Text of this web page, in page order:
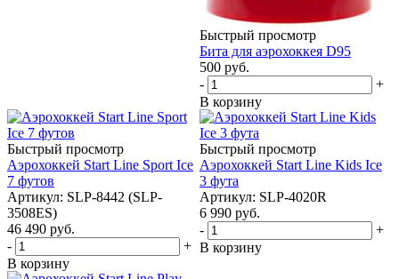
Быстрый просмотр
Бита для аэрохоккея D95
500 руб.
-
+
В корзину
Быстрый просмотр
Аэрохоккей Start Line Sport Ice
7 футов
Артикул: SLP-8442 (SLP-
3508ES)
46 490 руб.
-
+
В корзину
Быстрый просмотр
Аэрохоккей Start Line Kids Ice
3 фута
Артикул: SLP-4020R
6 990 руб.
-
+
В корзину